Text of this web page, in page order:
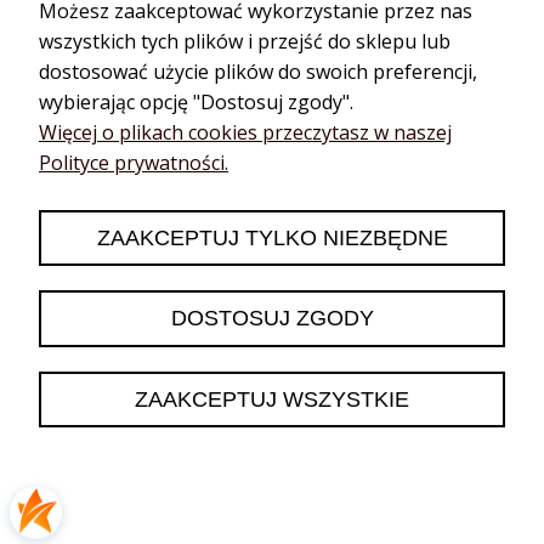
Olejki cytrusowe
Bergamotka
Cytryna
Grejpfrut
Limonka
Pomarańcza
Trawa cytrynowa
Olejki ziołowe /
Bazylia
Cynamon
Estragon
Gałka muszkatołowa
Goździk
Imbir
Roll on & perfumy
Serum do ciała
Aroma zestawy
Na start
Boxy prezentowe
Świąteczne
Zestawy young living
Oleje kosmetyczne
Olejki cbd
Hydrolaty
Dyfuzory do
aromaterapii
Możesz zaakceptować wykorzystanie przez nas
wszystkich tych plików i przejść do sklepu lub
dostosować użycie plików do swoich preferencji,
wybierając opcję "Dostosuj zgody".
Więcej o plikach cookies przeczytasz w naszej
Polityce prywatności.
ZAAKCEPTUJ TYLKO NIEZBĘDNE
DOSTOSUJ ZGODY
ZAAKCEPTUJ WSZYSTKIE